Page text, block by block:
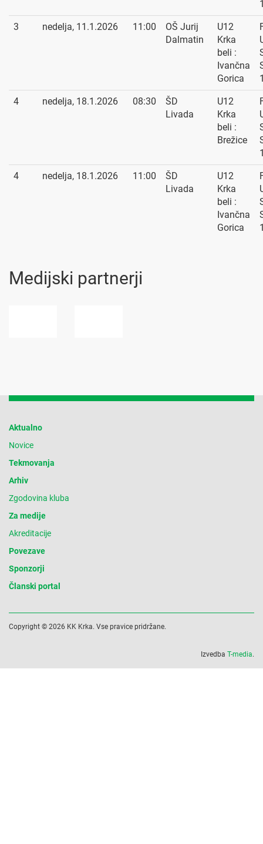
3 nedelja, 11.1.2026 11:00
OŠ Jurij
Dalmatin
U12
Krka
beli :
Ivančna
Gorica
4 nedelja, 18.1.2026 08:30
ŠD
Livada
U12
Krka
beli :
Brežice
4 nedelja, 18.1.2026 11:00
ŠD
Livada
U12
Krka
beli :
Ivančna
Gorica
Medijski partnerji
Aktualno
Novice
Tekmovanja
Arhiv
Zgodovina kluba
Za medije
Akreditacije
Povezave
Sponzorji
Članski portal
Copyright © 2026 KK Krka. Vse pravice pridržane.
Izvedba T-media.